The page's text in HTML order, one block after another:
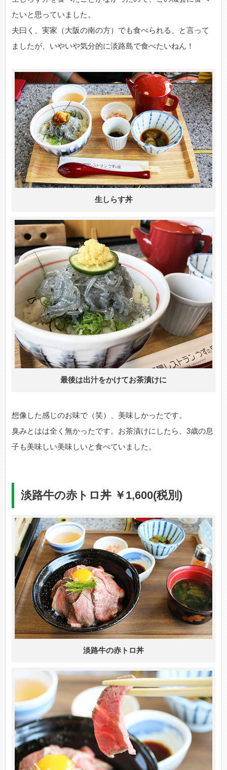
たいと思っていました。
夫曰く、実家（大阪の南の方）でも食べられる、と言って
ましたが、いやいや気分的に淡路島で食べたいねん！
生しらす丼
最後は出汁をかけてお茶漬けに
想像した感じのお味で（笑）、美味しかったです。
臭みとはは全く無かったです。お茶漬けにしたら、3歳の息
子も美味しい美味しいと食べていました。
淡路牛の赤トロ丼 ￥1,600(税別)
淡路牛の赤トロ丼